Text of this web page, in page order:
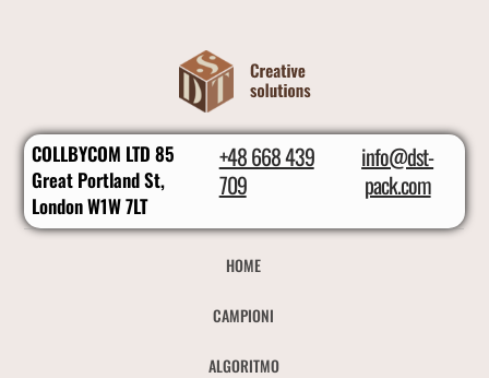
COLLBYCOM LTD 85
Great Portland St,
London W1W 7LT
+48 668 439
709
info@dst-
pack.com
HOME
CAMPIONI
ALGORITMO